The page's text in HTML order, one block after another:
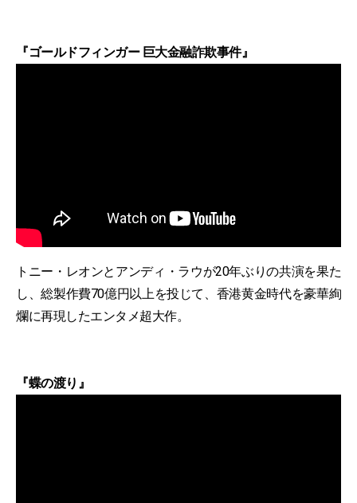
『ゴールドフィンガー 巨大金融詐欺事件』
トニー・レオンとアンディ・ラウが20年ぶりの共演を果た
し、総製作費70億円以上を投じて、香港黄金時代を豪華絢
爛に再現したエンタメ超大作。
『蝶の渡り』